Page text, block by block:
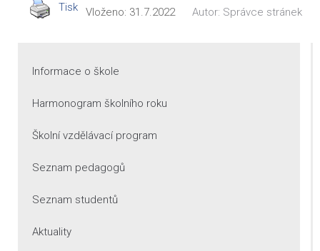
Tisk Vloženo: 31.7.2022 Autor: Správce stránek
Informace o škole
Harmonogram školního roku
Školní vzdělávací program
Seznam pedagogů
Seznam studentů
Aktuality